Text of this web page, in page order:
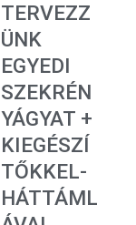
TERVEZZ
ÜNK
EGYEDI
SZEKRÉN
YÁGYAT +
KIEGÉSZÍ
TŐKKEL-
HÁTTÁML